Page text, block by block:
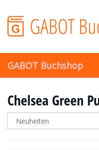
main
content
GABOT Buchshop
Chelsea Green